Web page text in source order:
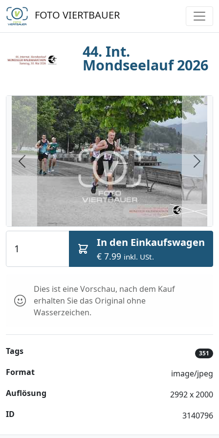
FOTO VIERTBAUER
44. Int.
Mondseelauf 2026
Previous Next
In den Einkaufswagen
€ 7.99 inkl. USt.
Dies ist eine Vorschau, nach dem Kauf
erhalten Sie das Original ohne
Wasserzeichen.
Tags 351
Format
image/jpeg
Auflösung
2992 x 2000
ID
3140796